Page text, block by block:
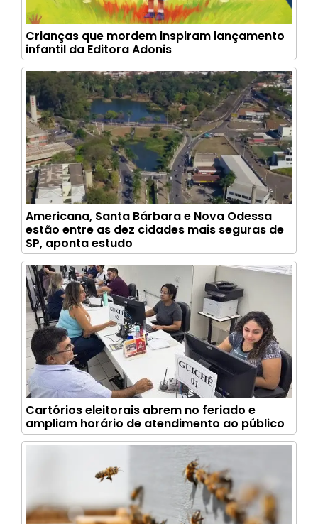
Crianças que mordem inspiram lançamento
infantil da Editora Adonis
Americana, Santa Bárbara e Nova Odessa
estão entre as dez cidades mais seguras de
SP, aponta estudo
Cartórios eleitorais abrem no feriado e
ampliam horário de atendimento ao público